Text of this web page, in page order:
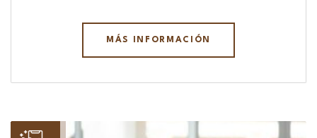
MÁS INFORMACIÓN